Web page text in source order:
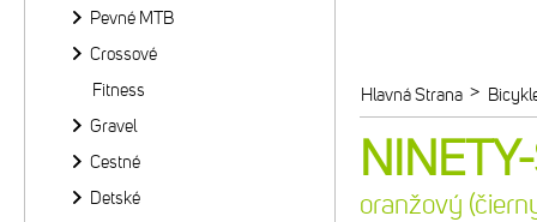
Hlavná Strana >
oranžový
Pevné MTB
Crossové
Fitness
Gravel
Cestné
Detské